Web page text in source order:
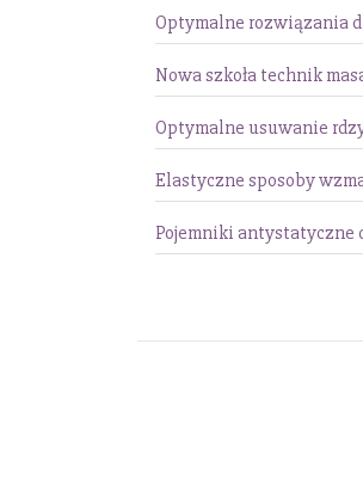
Optymalne rozwiązania
Nowa szkoła technik
Optymalne usuwanie
Elastyczne sposoby
Pojemniki antystatyczne